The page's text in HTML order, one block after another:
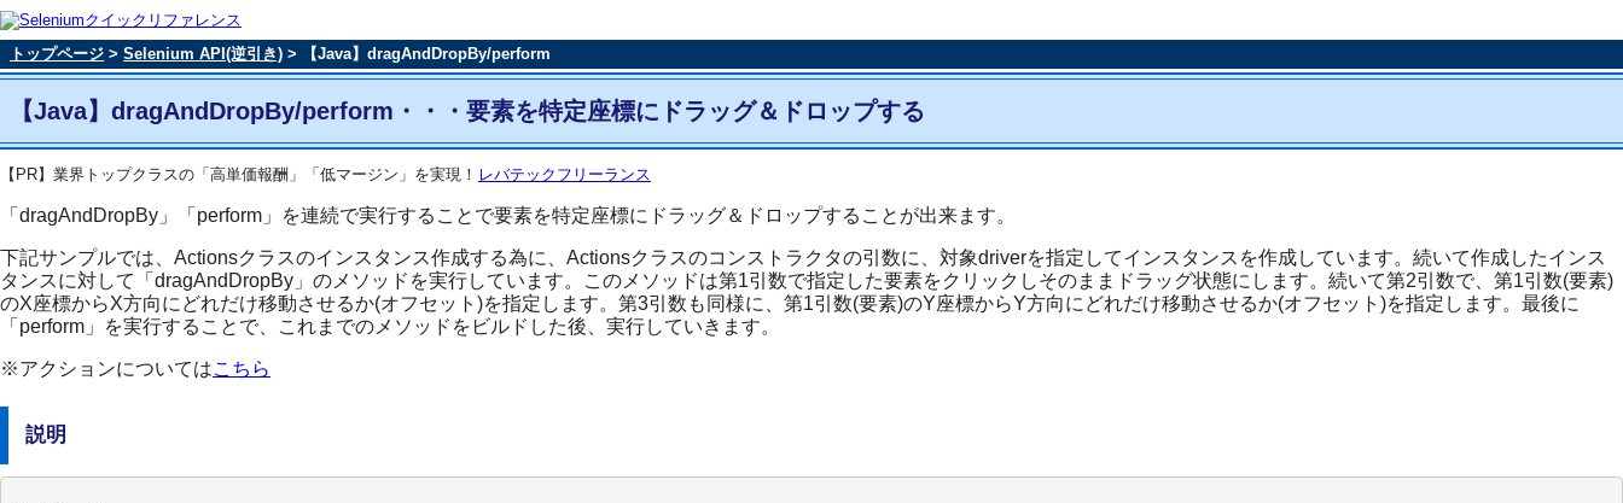
トップページ > Selenium API(逆引き) > 【Java】dragAndDropBy/perform
【Java】dragAndDropBy/perform・・・要素を特定座標にドラッグ＆ドロップする
【PR】業界トップクラスの「高単価報酬」「低マージン」を実現！ レバテックフリーランス
「dragAndDropBy」「perform」を連続で実行することで要素を特定座標にドラッグ＆ドロップすることが出来ます。
下記サンプルでは、Actionsクラスのインスタンス作成する為に、Actionsクラスのコンストラクタの引数に、対象driverを指定してインスタンスを作成しています。続いて作成したインス
タンスに対して「dragAndDropBy」のメソッドを実行しています。このメソッドは第1引数で指定した要素をクリックしそのままドラッグ状態にします。続いて第2引数で、第1引数(要素)
のX座標からX方向にどれだけ移動させるか(オフセット)を指定します。第3引数も同様に、第1引数(要素)のY座標からY方向にどれだけ移動させるか(オフセット)を指定します。最後に
「perform」を実行することで、これまでのメソッドをビルドした後、実行していきます。
※アクションについてはこちら
説明